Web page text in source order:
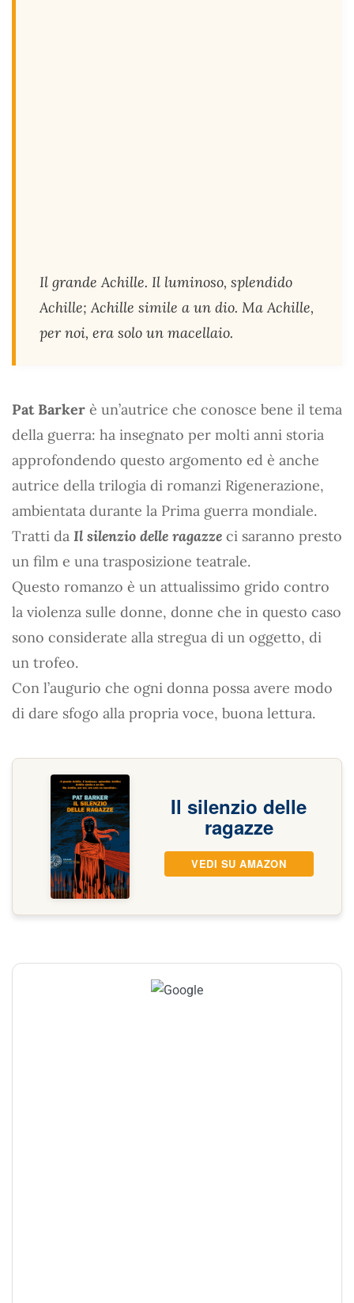
Il grande Achille. Il luminoso, splendido
Achille; Achille simile a un dio. Ma Achille,
per noi, era solo un macellaio.
Pat Barker è un’autrice che conosce bene il tema
della guerra: ha insegnato per molti anni storia
approfondendo questo argomento ed è anche
autrice della trilogia di romanzi Rigenerazione,
ambientata durante la Prima guerra mondiale.
Tratti da Il silenzio delle ragazze ci saranno presto
un film e una trasposizione teatrale.
Questo romanzo è un attualissimo grido contro
la violenza sulle donne, donne che in questo caso
sono considerate alla stregua di un oggetto, di
un trofeo.
Con l’augurio che ogni donna possa avere modo
di dare sfogo alla propria voce, buona lettura.
Il silenzio delle
ragazze
VEDI SU AMAZON